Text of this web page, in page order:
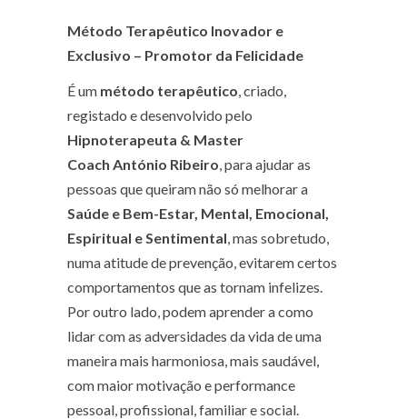
Método Terapêutico Inovador e
Exclusivo – Promotor da Felicidade
É um método terapêutico, criado,
registado e desenvolvido pelo
Hipnoterapeuta & Master
Coach António Ribeiro, para ajudar as
pessoas que queiram não só melhorar a
Saúde e Bem-Estar, Mental, Emocional,
Espiritual e Sentimental, mas sobretudo,
numa atitude de prevenção, evitarem certos
comportamentos que as tornam infelizes.
Por outro lado, podem aprender a como
lidar com as adversidades da vida de uma
maneira mais harmoniosa, mais saudável,
com maior motivação e performance
pessoal, profissional, familiar e social.